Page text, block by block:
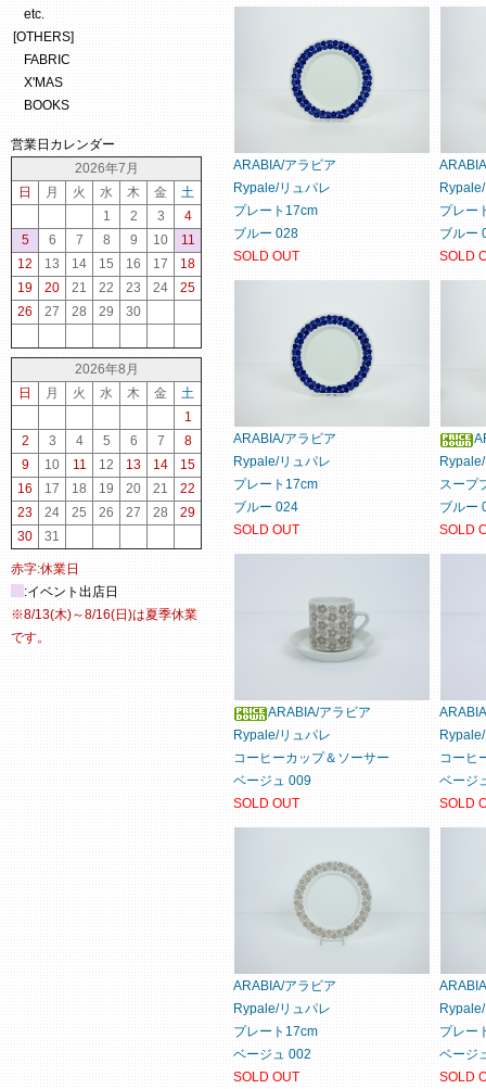
ARABIA/アラビア
Rypale/リュパレ
プレート17cm
ブルー 028
SOLD OUT
プレー
ブルー
SOLD
ARABIA/アラビア
Rypale/リュパレ
プレート17cm
ブルー 024
SOLD OUT
スープ
ブルー
SOLD
ARABIA/アラビア
Rypale/リュパレ
コーヒーカップ＆ソーサー
ベージュ 009
SOLD OUT
コーヒ
ベージ
SOLD
ARABIA/アラビア
Rypale/リュパレ
プレート17cm
ベージュ 002
SOLD OUT
プレー
ベージ
SOLD
etc.
[OTHERS]
FABRIC
X'MAS
BOOKS
営業日カレンダー
2026年7月
日
月 火 水 木 金
土
1
2 3
4
5
6 7 8 9 10
11
12
13 14 15 16 17
18
19
20 21 22 23 24
25
26
27 28 29 30
2026年8月
日
月 火 水 木 金
土
1
2
3 4 5 6 7
8
9
10 11 12 13 14
15
16
17 18 19 20 21
22
23
24 25 26 27 28
29
30
31
赤字:休業日
:イベント出店日
※8/13(木)～8/16(日)は夏季休業
です。